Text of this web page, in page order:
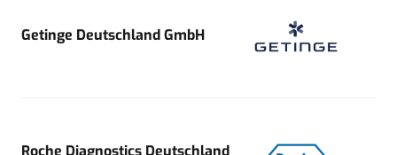
Getinge Deutschland GmbH